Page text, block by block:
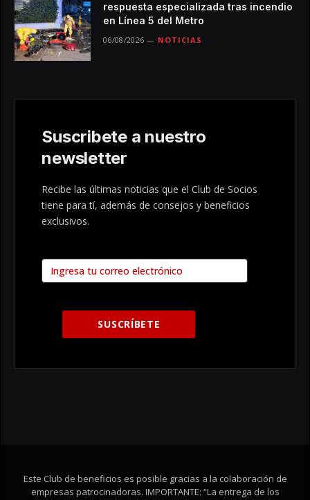
respuesta especializada tras incendio
en Línea 5 del Metro
06/08/2026 NOTICIAS
Suscribete a nuestro
newsletter
Recibe las últimas noticias que el Club de Socios
tiene para tí, además de consejos y beneficios
exclusivos.
Este Club de beneficios es posible gracias a la colaboración de
empresas patrocinadoras. IMPORTANTE: “La entrega de los